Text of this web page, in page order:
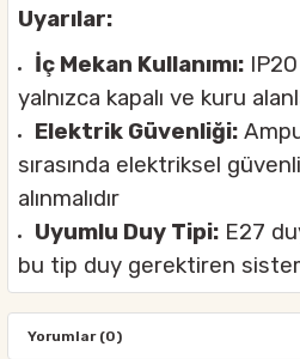
Uyarılar:
İç Mekan Kullanımı: IP20
yalnızca kapalı ve kuru
Elektrik Güvenliği:
sırasında elektriksel
alınmalıdır
Uyumlu Duy Tipi: E27
bu tip duy gerektiren
Yorumlar (0)